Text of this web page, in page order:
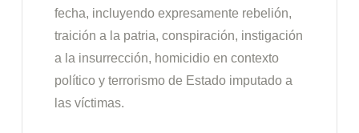
fecha, incluyendo expresamente rebelión,
traición a la patria, conspiración, instigación
a la insurrección, homicidio en contexto
político y terrorismo de Estado imputado a
las víctimas.